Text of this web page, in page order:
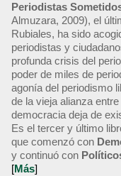
Periodistas
Almuzara, 2009), el
Rubiales, ha sido
periodistas y
profunda crisis del
poder de miles de
agonía del periodismo
de la vieja alianza
democracia deja de
Es el tercer y último
que comenzó con
y continuó con
[Más]